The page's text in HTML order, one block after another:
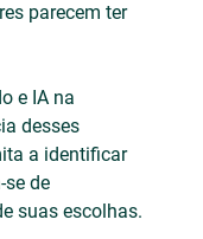
parecem ter
e IA na
desses
a identificar
de
suas escolhas.